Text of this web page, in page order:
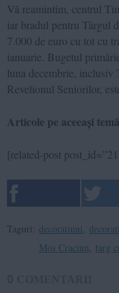
Vă reamintim, centrul
iar bradul pentru Târgul
7.000 de euro cu tot cu
ianuarie. Bugetul
luna decembrie,
Revelionul Seniorilor,
Articole pe aceeași
[related-post
Taguri: decoratiuni
Mos Craciun targ